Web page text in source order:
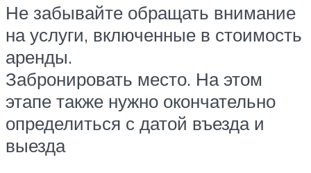
Не забывайте обращать внимание
на услуги, включенные в стоимость
аренды.
Забронировать место. На этом
этапе также нужно окончательно
определиться с датой въезда и
выезда